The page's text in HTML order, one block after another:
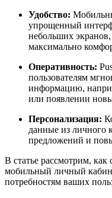
Удобство:
упрощенный
небольших экранов,
максимально
Оперативность:
пользователям
информацию,
или появлении
Персонализация:
данные из личного
предложений и
В статье рассмотрим,
мобильный личный
потребностям ваших